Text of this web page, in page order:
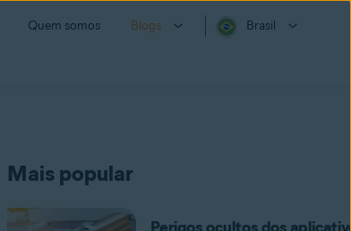
Quem somos Blogs Brasil
Mais popular